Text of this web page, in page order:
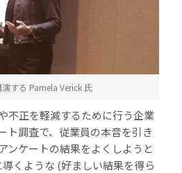
する Pamela Verick 氏
不正を軽減するために行う企業
ト調査で、従業員の本音を引き
ンケートの結果をよくしようと
くような (好ましい結果を得ら